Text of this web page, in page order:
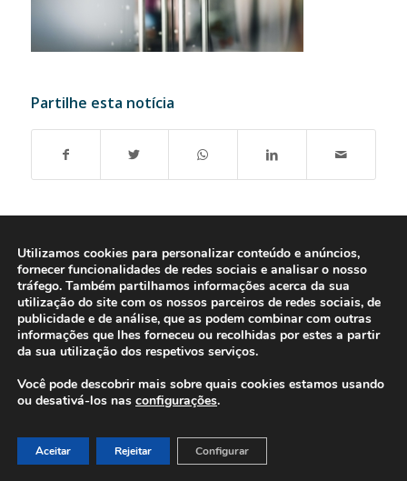
Partilhe esta notícia
© 2016-2026 - Gonti Contabilidade e Gestão -
Utilizamos cookies para personalizar conteúdo e anúncios,
fornecer funcionalidades de redes sociais e analisar o nosso
tráfego. Também partilhamos informações acerca da sua
utilização do site com os nossos parceiros de redes sociais, de
publicidade e de análise, que as podem combinar com outras
informações que lhes forneceu ou recolhidas por estes a partir
da sua utilização dos respetivos serviços.
Você pode descobrir mais sobre quais cookies estamos usando
ou desativá-los nas configurações.
Aceitar Rejeitar Configurar